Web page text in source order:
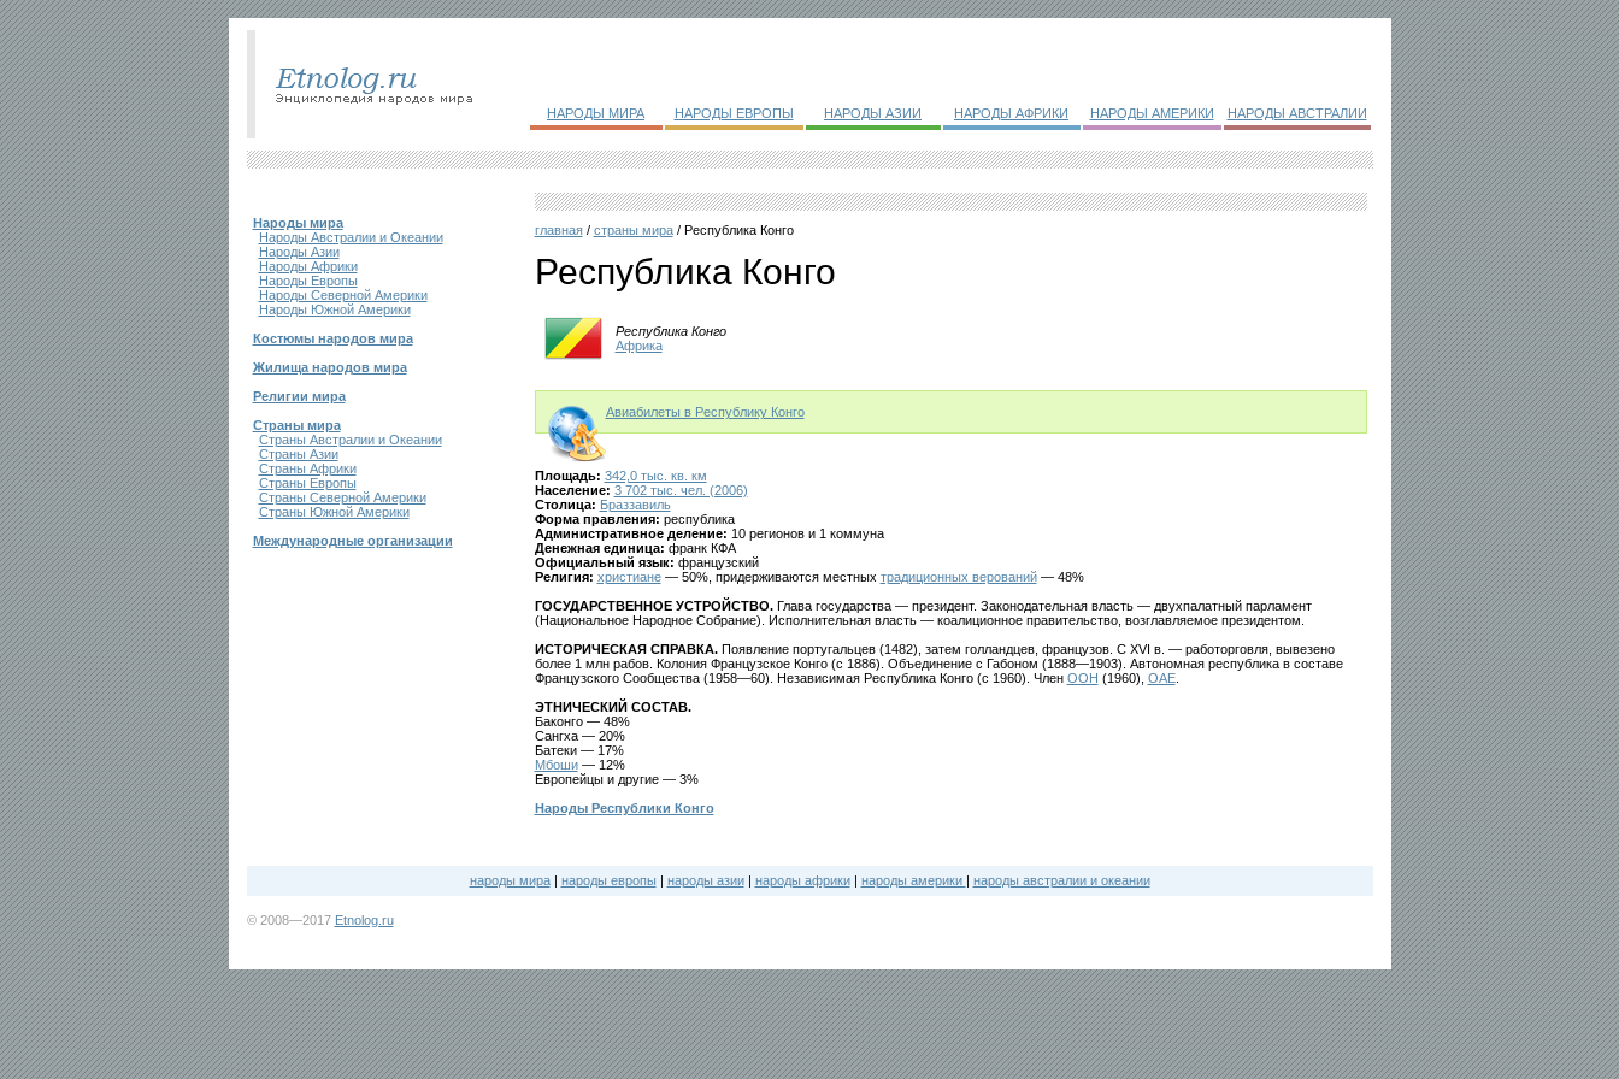
НАРОДЫ МИРА НАРОДЫ ЕВРОПЫ НАРОДЫ АЗИИ НАРОДЫ АФРИКИ НАРОДЫ АМЕРИКИ НАРОДЫ АВСТРАЛИИ
Народы мира
Народы Австралии и Океании
Народы Азии
Народы Африки
Народы Европы
Народы Северной Америки
Народы Южной Америки
Костюмы народов мира
Жилища народов мира
Религии мира
Страны мира
Страны Австралии и Океании
Страны Азии
Страны Африки
Страны Европы
Страны Северной Америки
Страны Южной Америки
Международные организации
главная/ страны мира/ Республика Конго
Республика Конго
Республика Конго
Африка
Авиабилеты в Республику Конго
Площадь: 342,0 тыс. кв. км
Население: 3 702 тыс. чел. (2006)
Столица: Браззавиль
Форма правления: республика
Административное деление: 10 регионов и 1 коммуна
Денежная единица: франк КФА
Официальный язык: французский
Религия: христиане— 50%, придерживаются местных традиционных верований— 48%
ГОСУДАРСТВЕННОЕ УСТРОЙСТВО.Глава государства — президент. Законодательная власть — двухпалатный парламент
(Национальное Народное Собрание). Исполнительная власть — коалиционное правительство, возглавляемое президентом.
ИСТОРИЧЕСКАЯ СПРАВКА.Появление португальцев (1482), затем голландцев, французов. С XVI в. — работорговля, вывезено
более 1 млн рабов. Колония Французское Конго (с 1886). Объединение с Габоном (1888—1903). Автономная республика в составе
Французского Сообщества (1958—60). Независимая Республика Конго (с 1960). Член ООН (1960), ОАЕ.
ЭТНИЧЕСКИЙ СОСТАВ.
Баконго — 48%
Сангха — 20%
Батеки — 17%
Мбоши— 12%
Европейцы и другие — 3%
Народы Республики Конго
народы мира| народы европы | народы азии| народы африки| народы америки | народы австралии и океании
© 2008—2017 Etnolog.ru